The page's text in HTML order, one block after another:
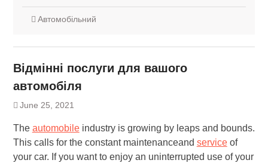
Автомобільний
Відмінні послуги для вашого
автомобіля
June 25, 2021
The automobileindustry is growing by leaps and bounds.
This calls for the constant maintenanceand serviceof
your car. If you want to enjoy an uninterrupted use of your